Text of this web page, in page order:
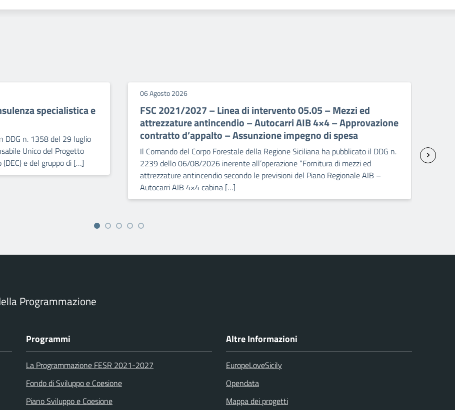
specialistica e
DDG n. 1358 del 29 luglio
Unico del Progetto
e del gruppo di […]
06 Agosto 2026
FSC 2021/2027 – Linea di intervento 05.05 – Mezzi ed
attrezzature antincendio – Autocarri AIB 4×4 – Approvazione
contratto d’appalto – Assunzione impegno di spesa
Il Comando del Corpo Forestale della Regione Siciliana ha pubblicato il DDG n.
2239 dello 06/08/2026 inerente all’operazione “Fornitura di mezzi ed
attrezzature antincendio secondo le previsioni del Piano Regionale AIB –
Autocarri AIB 4×4 cabina […]
Programmazione
Programmi
La Programmazione FESR 2021-2027
Fondo di Sviluppo e Coesione
Piano Sviluppo e Coesione
Altre Informazioni
EuropeLoveSicily
Opendata
Mappa dei progetti